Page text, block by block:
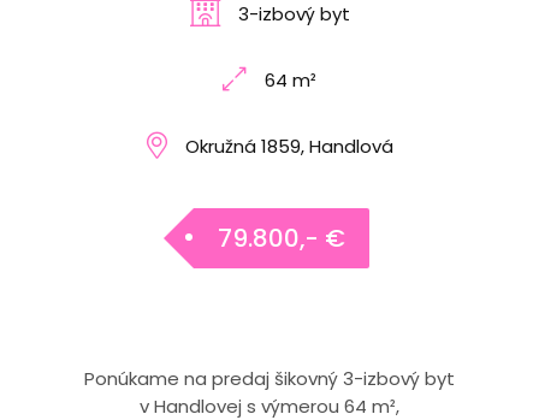
3-izbový byt
64 m²
Okružná 1859, Handlová
79.800,- €
Ponúkame na predaj šikovný 3-izbový byt
v Handlovej s výmerou 64 m²,